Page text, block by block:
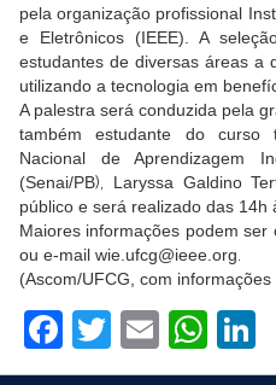
pela organização profissional
e Eletrônicos (IEEE). A
estudantes de diversas áreas a
utilizando a tecnologia em
A palestra será conduzida pela
também estudante do
Nacional de Aprendizagem
(Senai/PB), Laryssa Galdino
público e será realizado das 14h
Maiores informações podem ser
ou e-mail wie.ufcg@ieee.org
(Ascom/UFCG, com informações
Facebook
Twitter
Email